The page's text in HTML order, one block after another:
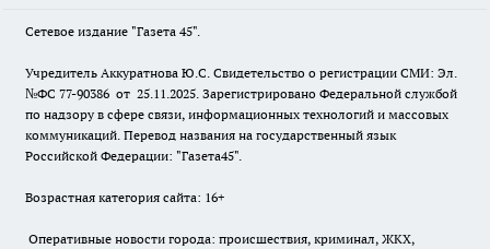
Сетевое издание "Газета 45".
Учредитель Аккуратнова Ю.С. Свидетельство о регистрации СМИ: Эл.
№ФС 77-90386 от 25.11.2025. Зарегистрировано Федеральной службой
по надзору в сфере связи, информационных технологий и массовых
коммуникаций. Перевод названия на государственный язык
Российской Федерации: "Газета45".
Возрастная категория сайта: 16+
Оперативные новости города: происшествия, криминал, ЖКХ,